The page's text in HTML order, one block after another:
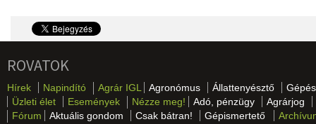
ROVATOK
Hírek Napindító Agrár IGL Agronómus Állattenyésztő
Üzleti élet
Események Nézze meg! Adó, pénzügy
Agrárjog
Fórum
Aktuális gondom Csak bátran! Gépismertető